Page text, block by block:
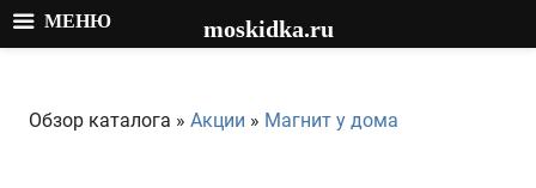
содержимому
Обзор каталога » Акции » Магнит у дома
МЕНЮ moskidka.ru